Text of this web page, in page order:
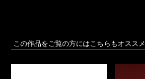
この作品をご覧の方にはこちらもオススメ